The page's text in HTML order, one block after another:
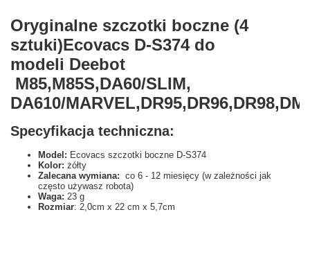
Oryginalne szczotki boczne (4
sztuki)Ecovacs D-S374 do
modeli Deebot
M85,M85S,DA60/SLIM,
DA610/
Specyfikacja techniczna:
Model: Ecovacs szczotki boczne D-S374
Kolor: żółty
Zalecana wymiana: co 6 - 12 miesięcy (w zależności jak
często używasz robota)
Waga: 23 g
Rozmiar: 2,0cm x 22 cm x 5,7cm